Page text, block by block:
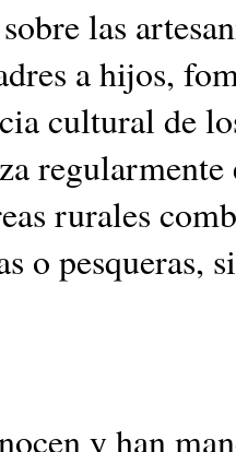
las
a hijos,
cultural de
rurales
o pesqueras,
y han